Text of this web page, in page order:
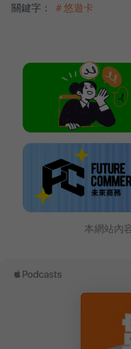
關鍵字： ＃悠遊卡
本網站內